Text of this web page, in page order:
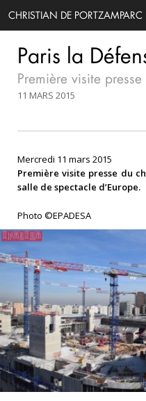
CHRISTIAN DE PORTZAMPARC
Paris la
Première visite presse
11 MARS 2015
Mercredi 11 mars 2015
Première visite presse du
salle de spectacle d’Europe.
Photo ©EPADESA